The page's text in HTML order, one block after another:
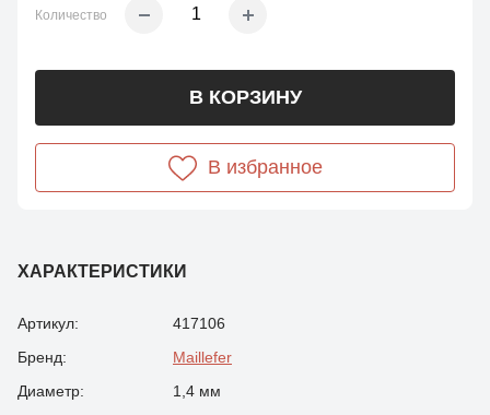
ХАРАКТЕРИСТИКИ
Артикул:
417106
Бренд:
Maillefer
Диаметр:
1,4 мм
Количество
В КОРЗИНУ
В избранное